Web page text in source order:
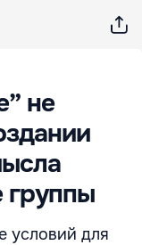
не
группы
условий для